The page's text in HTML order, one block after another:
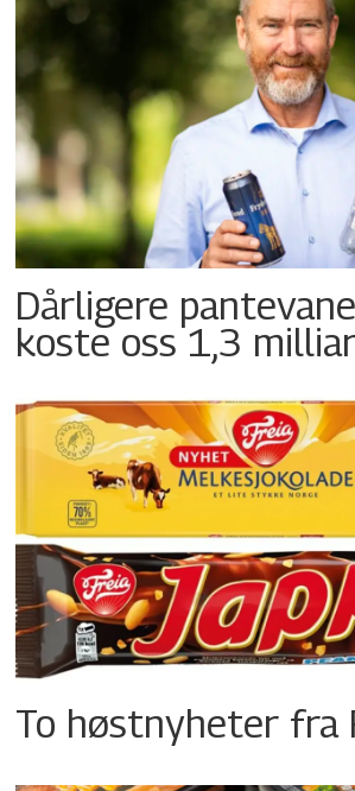
Dårligere
koste oss 1,3
To høstnyheter fra